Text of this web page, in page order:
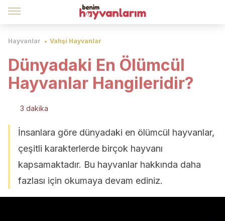
Hayvanlar Vahşi Hayvanlar
Dünyadaki En Ölümcül
Hayvanlar Hangileridir?
3 dakika
İnsanlara göre dünyadaki en ölümcül hayvanlar,
çeşitli karakterlerde birçok hayvanı
kapsamaktadır. Bu hayvanlar hakkında daha
fazlası için okumaya devam ediniz.